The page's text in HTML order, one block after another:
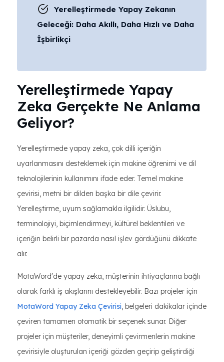
Yerelleştirmede Yapay Zekanın
Geleceği: Daha Akıllı, Daha Hızlı ve Daha
İşbirlikçi
Yerelleştirmede Yapay
Zeka Gerçekte Ne Anlama
Geliyor?
Yerelleştirmede yapay zeka, çok dilli içeriğin
uyarlanmasını desteklemek için makine öğrenimi ve dil
teknolojilerinin kullanımını ifade eder. Temel makine
çevirisi, metni bir dilden başka bir dile çevirir.
Yerelleştirme, uyum sağlamakla ilgilidir. Üslubu,
terminolojiyi, biçimlendirmeyi, kültürel beklentileri ve
içeriğin belirli bir pazarda nasıl işlev gördüğünü dikkate
alır.
MotaWord'de yapay zeka, müşterinin ihtiyaçlarına bağlı
olarak farklı iş akışlarını destekleyebilir. Bazı projeler için
MotaWord Yapay Zeka Çevirisi, belgeleri dakikalar içinde
çeviren tamamen otomatik bir seçenek sunar. Diğer
projeler için müşteriler, deneyimli çevirmenlerin makine
çevirisiyle oluşturulan içeriği gözden geçirip geliştirdiği